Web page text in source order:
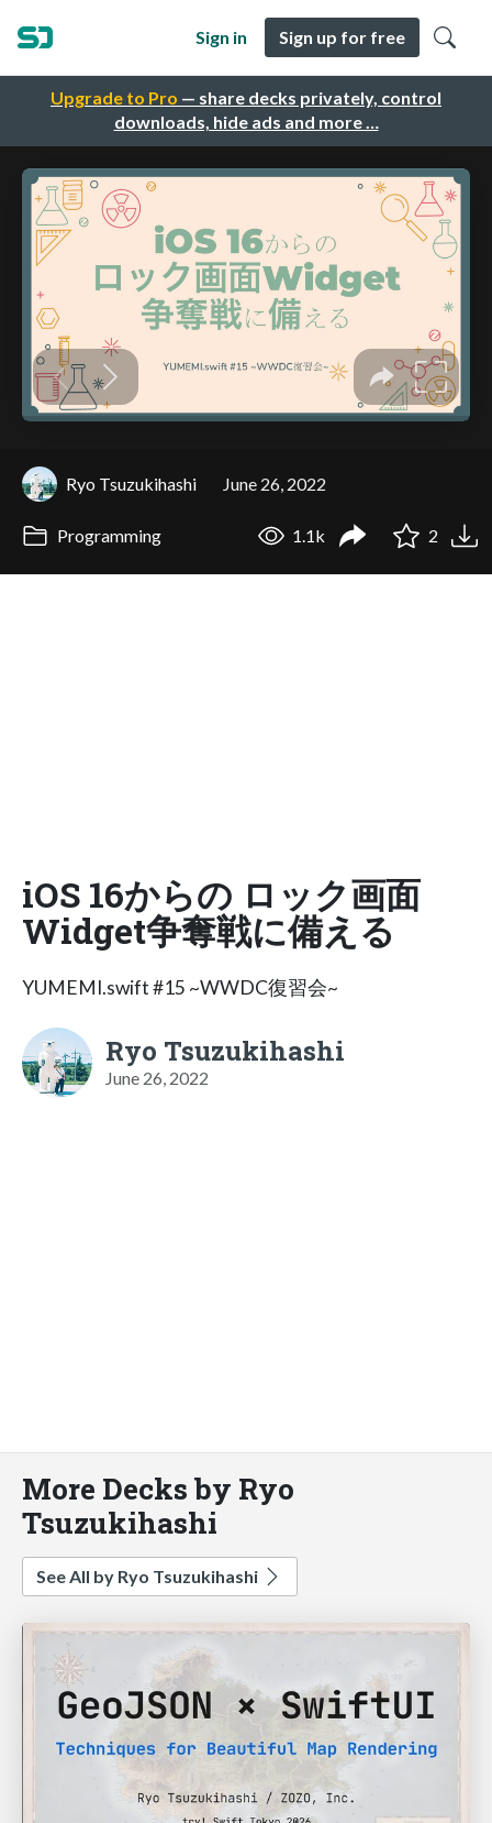
Upgrade to Pro — share decks privately, control
downloads, hide ads and more …
Sign in Sign up for free
Ryo Tsuzukihashi June 26, 2022
Programming 1.1k 2
iOS 16からの ロック画面
Widget争奪戦に備える
YUMEMI.swift #15 ~WWDC復習会~
Ryo Tsuzukihashi
June 26, 2022
More Decks by Ryo
Tsuzukihashi
See All by Ryo Tsuzukihashi